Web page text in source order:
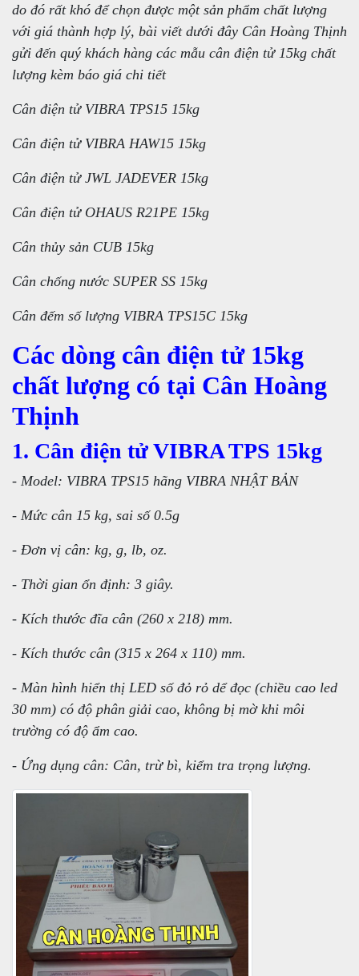
do đó rất khó để chọn được một sản phẩm chất lượng
với giá thành hợp lý, bài viết dưới đây Cân Hoàng Thịnh
gửi đến quý khách hàng các mẫu cân điện tử 15kg chất
lượng kèm báo giá chi tiết
Cân điện tử VIBRA TPS15 15kg
Cân điện tử VIBRA HAW15 15kg
Cân điện tử JWL JADEVER 15kg
Cân điện tử OHAUS R21PE 15kg
Cân thủy sản CUB 15kg
Cân chống nước SUPER SS 15kg
Cân đếm số lượng VIBRA TPS15C 15kg
Các dòng cân điện tử 15kg
chất lượng có tại Cân Hoàng
Thịnh
1. Cân điện tử VIBRA TPS 15kg
- Model: VIBRA TPS15 hãng VIBRA NHẬT BẢN
- Mức cân 15 kg, sai số 0.5g
- Đơn vị cân: kg, g, lb, oz.
- Thời gian ổn định: 3 giây.
- Kích thước đĩa cân (260 x 218) mm.
- Kích thước cân (315 x 264 x 110) mm.
- Màn hình hiển thị LED số đỏ rỏ dể đọc (chiều cao led
30 mm) có độ phân giải cao, không bị mờ khi môi
trường có độ ẩm cao.
- Ứng dụng cân: Cân, trừ bì, kiểm tra trọng lượng.